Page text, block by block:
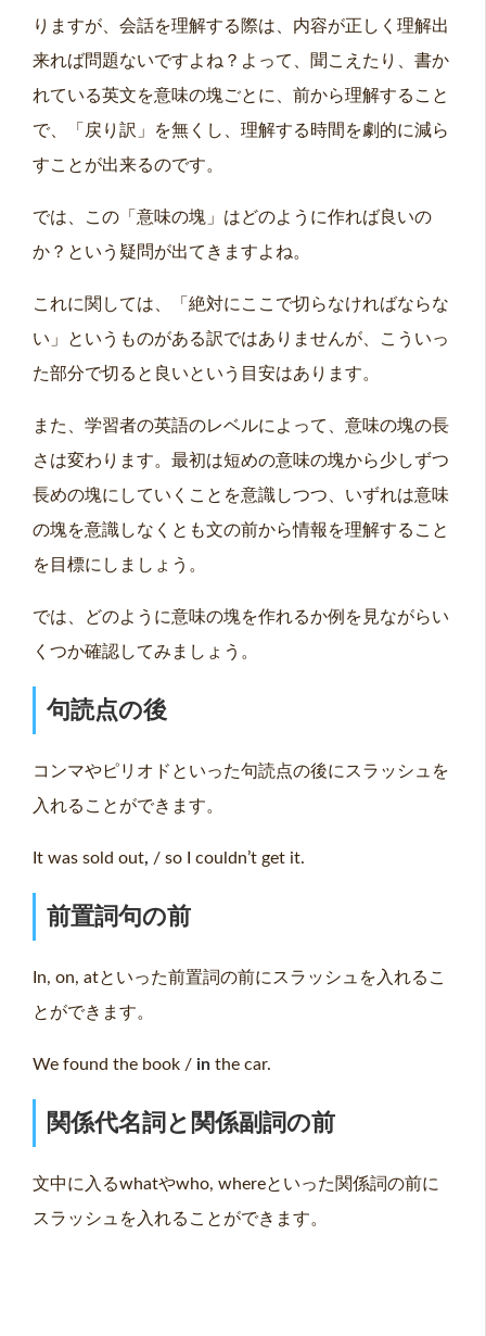
りますが、会話を理解する際は、内容が正しく理解出
来れば問題ないですよね？よって、聞こえたり、書か
れている英文を意味の塊ごとに、前から理解すること
で、「戻り訳」を無くし、理解する時間を劇的に減ら
すことが出来るのです。
では、この「意味の塊」はどのように作れば良いの
か？という疑問が出てきますよね。
これに関しては、「絶対にここで切らなければならな
い」というものがある訳ではありませんが、こういっ
た部分で切ると良いという目安はあります。
また、学習者の英語のレベルによって、意味の塊の長
さは変わります。最初は短めの意味の塊から少しずつ
長めの塊にしていくことを意識しつつ、いずれは意味
の塊を意識しなくとも文の前から情報を理解すること
を目標にしましょう。
では、どのように意味の塊を作れるか例を見ながらい
くつか確認してみましょう。
句読点の後
コンマやピリオドといった句読点の後にスラッシュを
入れることができます。
It was sold out, / so I couldn’t get it.
前置詞句の前
In, on, atといった前置詞の前にスラッシュを入れるこ
とができます。
We found the book / in the car.
関係代名詞と関係副詞の前
文中に入るwhatやwho, whereといった関係詞の前に
スラッシュを入れることができます。